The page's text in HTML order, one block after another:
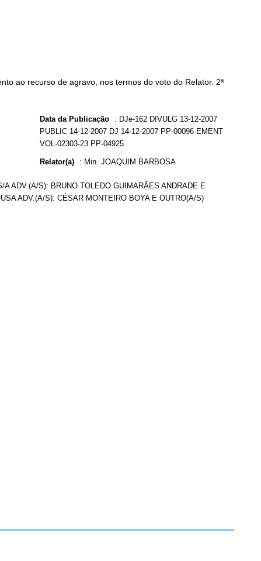
ao recurso de agravo, nos termos do voto do Relator. 2ª
Data da Publicação : DJe-162 DIVULG 13-12-2007
PUBLIC 14-12-2007 DJ 14-12-2007 PP-00096 EMENT
VOL-02303-23 PP-04925
Relator(a) : Min. JOAQUIM BARBOSA
ADV.(A/S): BRUNO TOLEDO GUIMARÃES ANDRADE E
ADV.(A/S): CÉSAR MONTEIRO BOYA E OUTRO(A/S)